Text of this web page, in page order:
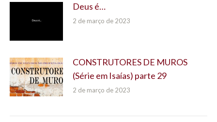
Deus é…
2 de março de 2023
CONSTRUTORES DE MUROS
(Série em Isaías) parte 29
2 de março de 2023